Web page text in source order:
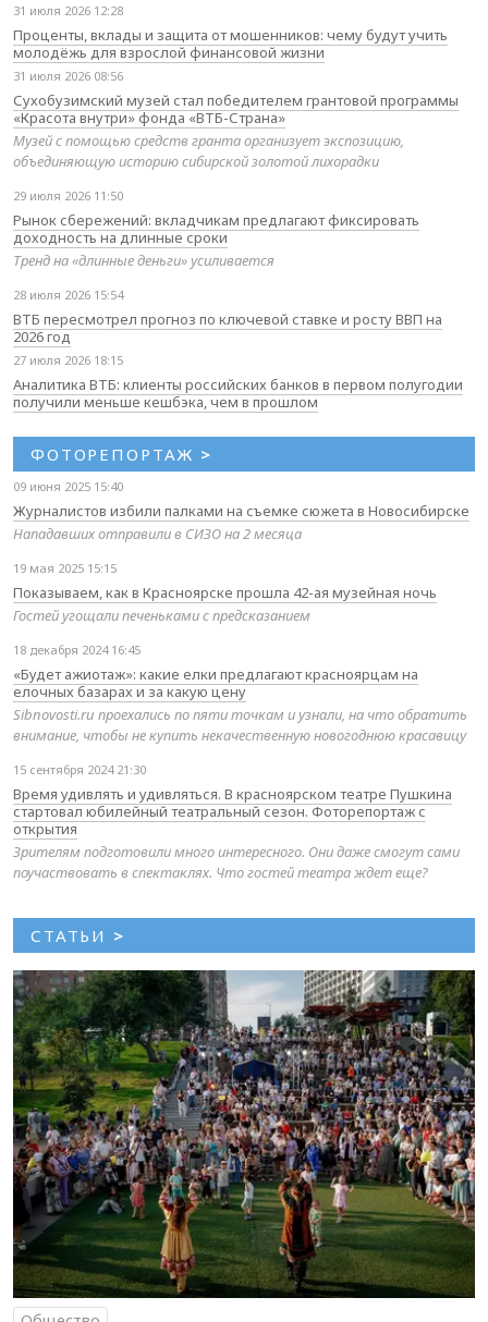
31 июля 2026 12:28
Проценты, вклады и защита от мошенников: чему будут учить
молодёжь для взрослой финансовой жизни
31 июля 2026 08:56
Сухобузимский музей стал победителем грантовой программы
«Красота внутри» фонда «ВТБ-Страна»
Музей с помощью средств гранта организует экспозицию,
объединяющую историю сибирской золотой лихорадки
29 июля 2026 11:50
Рынок сбережений: вкладчикам предлагают фиксировать
доходность на длинные сроки
Тренд на «длинные деньги» усиливается
28 июля 2026 15:54
ВТБ пересмотрел прогноз по ключевой ставке и росту ВВП на
2026 год
27 июля 2026 18:15
Аналитика ВТБ: клиенты российских банков в первом полугодии
получили меньше кешбэка, чем в прошлом
ФОТОРЕПОРТАЖ >
09 июня 2025 15:40
Журналистов избили палками на съемке сюжета в Новосибирске
Нападавших отправили в СИЗО на 2 месяца
19 мая 2025 15:15
Показываем, как в Красноярске прошла 42-ая музейная ночь
Гостей угощали печеньками с предсказанием
18 декабря 2024 16:45
«Будет ажиотаж»: какие елки предлагают красноярцам на
елочных базарах и за какую цену
Sibnovosti.ru проехались по пяти точкам и узнали, на что обратить
внимание, чтобы не купить некачественную новогоднюю красавицу
15 сентября 2024 21:30
Время удивлять и удивляться. В красноярском театре Пушкина
стартовал юбилейный театральный сезон. Фоторепортаж с
открытия
Зрителям подготовили много интересного. Они даже смогут сами
поучаствовать в спектаклях. Что гостей театра ждет еще?
СТАТЬИ >